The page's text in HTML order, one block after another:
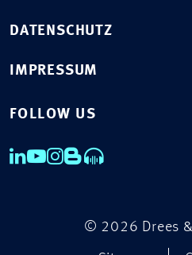
DATENSCHUTZ
IMPRESSUM
FOLLOW US
© 2026 Drees